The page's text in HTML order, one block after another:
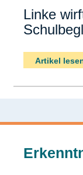
Linke
Artikel